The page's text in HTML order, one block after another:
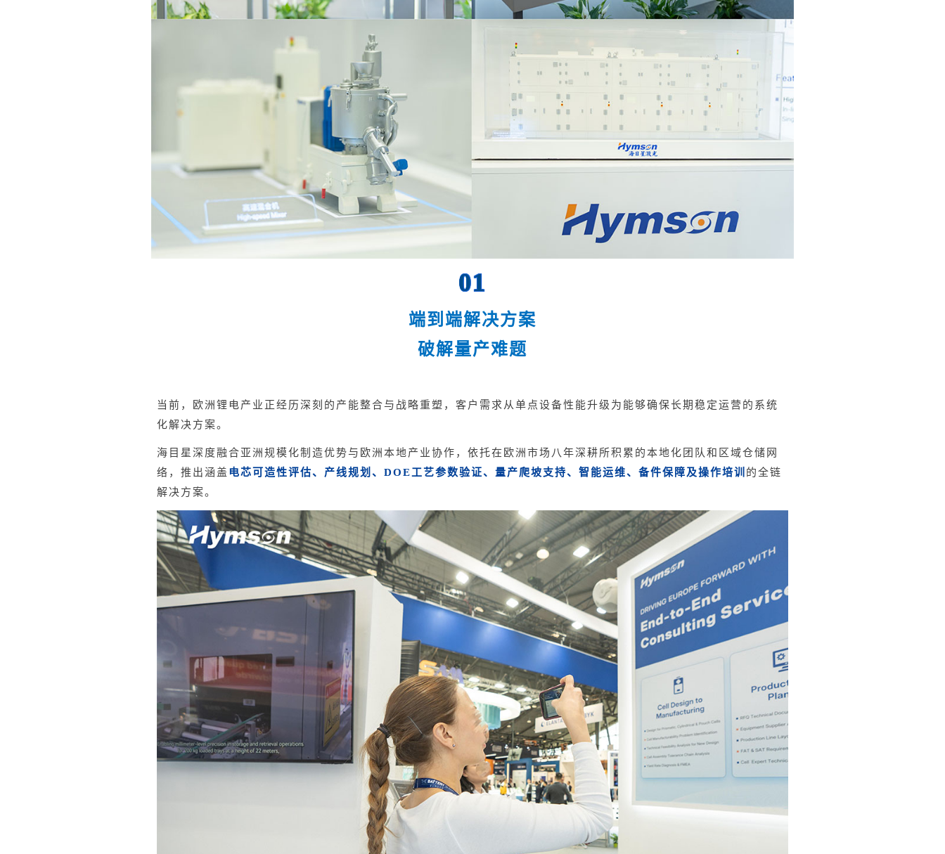
01
端到端解决方案
破解量产难题
当前，欧洲锂电产业正经历深刻的产能整合与战略重塑，客户需求从单点设备性能升级为能够确保长期稳定运营的系统
化解决方案。
海目星深度融合亚洲规模化制造优势与欧洲本地产业协作，依托在欧洲市场八年深耕所积累的本地化团队和区域仓储网
络，推出涵盖 电芯可造性评估、产线规划、DOE工艺参数验证、量产爬坡支持、智能运维、备件保障及操作培训 的全链
解决方案。